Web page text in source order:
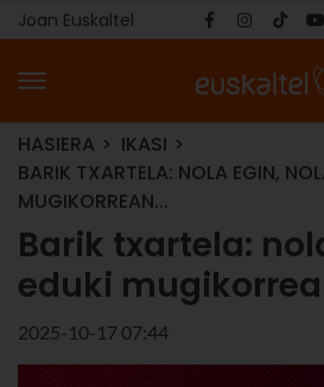
Joan Euskaltel
HASIERA
IKASI
BARIK TXARTELA: NOLA EGIN,
MUGIKORREAN...
Barik txartela:
eduki
2025-10-17 07:44